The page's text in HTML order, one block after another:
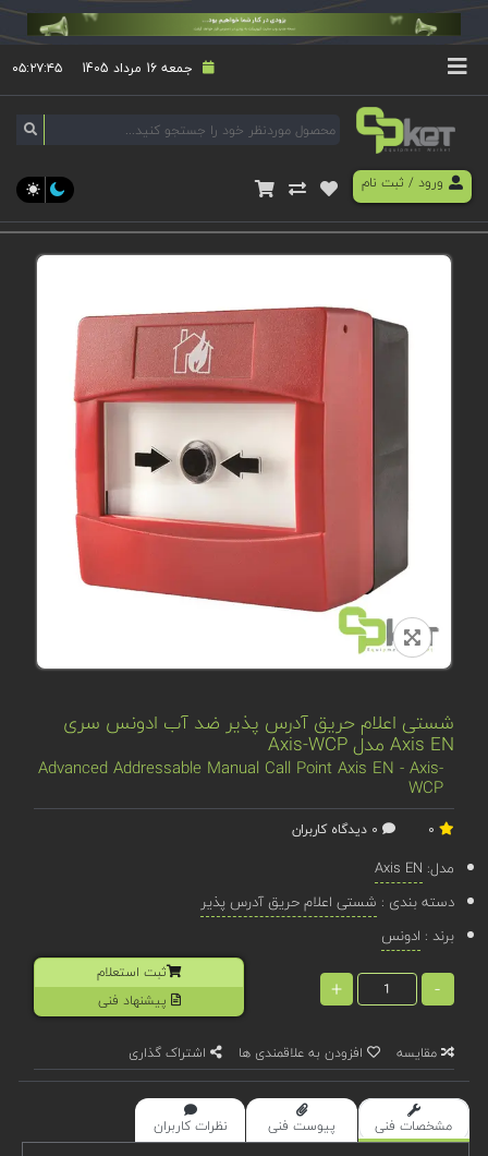
جمعه 16 مرداد 1405 ۰۵:۲۷:۴۵
ورود/ ثبت نام
شستی اعلام حریق آدرس پذیر ضد آب ادونس سری
Axis EN مدل Axis-WCP
Advanced Addressable Manual Call Point Axis EN - Axis-
WCP
مدل: Axis EN
دسته بندی : شستی اعلام حریق آدرس پذیر
برند : ادونس
-
+
ثبت استعلام
پیشنهاد فنی
مقایسه افزودن به علاقمندی ها اشتراک گذاری
مشخصات فنی پیوست فنی نظرات کاربران